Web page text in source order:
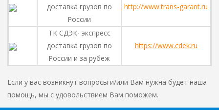
доставка грузов по
России
http://www.trans-garant.ru
ТК СДЭК- экспресс
доставка грузов по
России и за рубеж
https://www.cdek.ru
Если у вас возникнут вопросы и/или Вам нужна будет наша
помощь, мы с удовольствием Вам поможем.